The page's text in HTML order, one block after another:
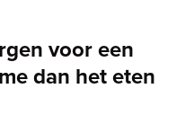
voor een
dan het eten